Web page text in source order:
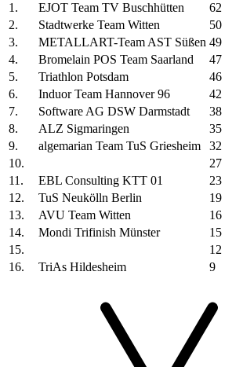
1.
EJOT Team TV Buschhütten 62
2.
Stadtwerke Team Witten 50
3.
METALLART-Team AST Süßen 49
4.
Bromelain POS Team Saarland 47
5.
Triathlon Potsdam 46
6.
Induor Team Hannover 96 42
7.
Software AG DSW Darmstadt 38
8.
ALZ Sigmaringen 35
9.
algemarian Team TuS Griesheim 32
10.
27
11.
EBL Consulting KTT 01 23
12.
TuS Neukölln Berlin 19
13.
AVU Team Witten 16
14.
Mondi Trifinish Münster 15
15.
12
16.
TriAs Hildesheim 9